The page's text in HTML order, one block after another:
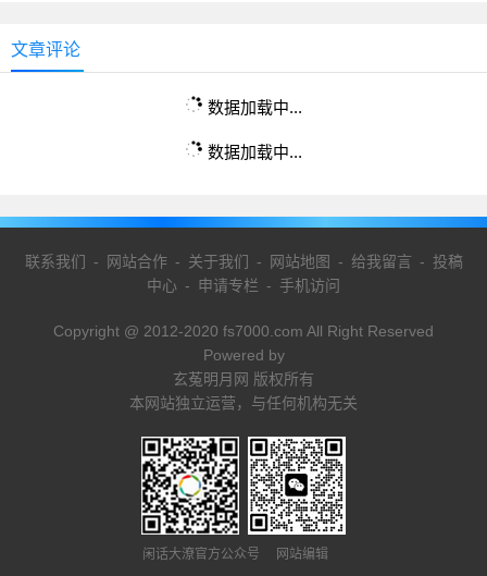
文章评论
数据加载中...
数据加载中...
联系我们 - 网站合作- 关于我们 - 网站地图 - 给我留言 - 投稿
中心 - 申请专栏 - 手机访问
Copyright @ 2012-2020 fs7000.com All Right Reserved
Powered by
玄菟明月网 版权所有
本网站独立运营，与任何机构无关
闲话大潦官方公众号 网站编辑